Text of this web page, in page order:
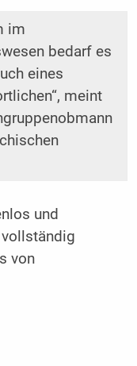
im
bedarf es
eines
meint
und
von